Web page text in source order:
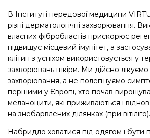
В Інституті передової медицини
різні дерматологічні захворювання.
власних фібробластів прискорює
підвищує місцевий імунітет, а
клітин з успіхом використовується у
захворювань шкіри. Ми дійсно лікуємо
захворювання, а не полегшуємо
першими у Європі, хто почав
меланоцити, які приживаються і
на знебарвлених ділянках (при вітіліго).
Набридло ховатися під одягом і бути